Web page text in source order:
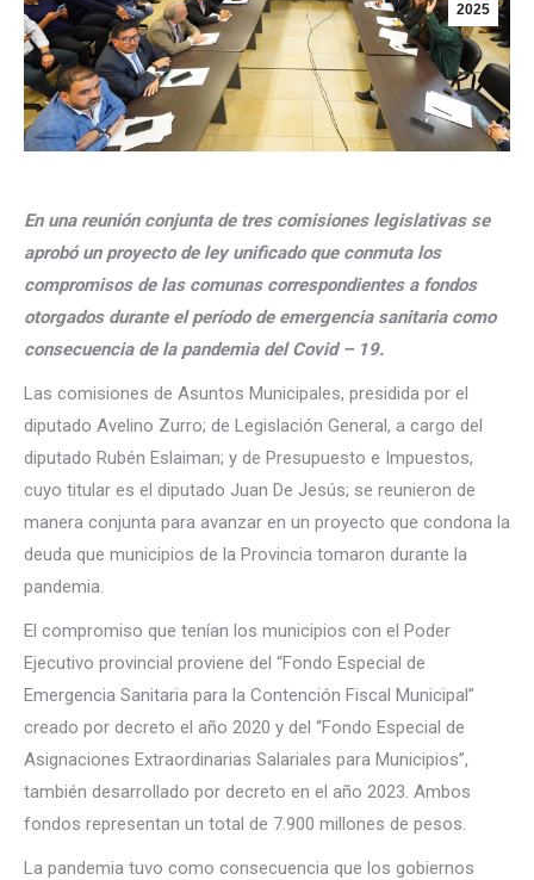
2025
En una reunión conjunta de tres comisiones legislativas se
aprobó un proyecto de ley unificado que conmuta los
compromisos de las comunas correspondientes a fondos
otorgados durante el período de emergencia sanitaria como
consecuencia de la pandemia del Covid – 19.
Las comisiones de Asuntos Municipales, presidida por el
diputado Avelino Zurro; de Legislación General, a cargo del
diputado Rubén Eslaiman; y de Presupuesto e Impuestos,
cuyo titular es el diputado Juan De Jesús; se reunieron de
manera conjunta para avanzar en un proyecto que condona la
deuda que municipios de la Provincia tomaron durante la
pandemia.
El compromiso que tenían los municipios con el Poder
Ejecutivo provincial proviene del “Fondo Especial de
Emergencia Sanitaria para la Contención Fiscal Municipal”
creado por decreto el año 2020 y del “Fondo Especial de
Asignaciones Extraordinarias Salariales para Municipios”,
también desarrollado por decreto en el año 2023. Ambos
fondos representan un total de 7.900 millones de pesos.
La pandemia tuvo como consecuencia que los gobiernos